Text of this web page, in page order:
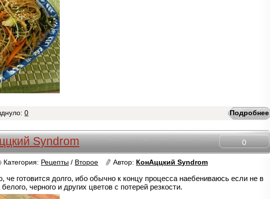
Подробнее
0
0
Syndrom
Категория: Рецепты / Второе Автор: КонАццкий Syndrom
че готовится долго, ибо обычно к концу процесса наебениваюсь если не в
черного и других цветов с потерей резкости.